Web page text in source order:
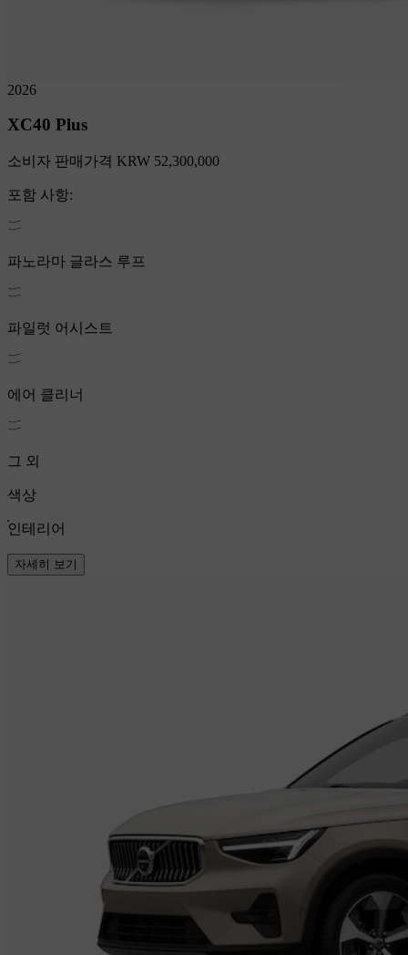
2026
XC40 Plus
소비자 판매가격 KRW 52,300,000
포함 사항:
파노라마 글라스 루프
파일럿 어시스트
에어 클리너
그 외
색상
인테리어
자세히 보기